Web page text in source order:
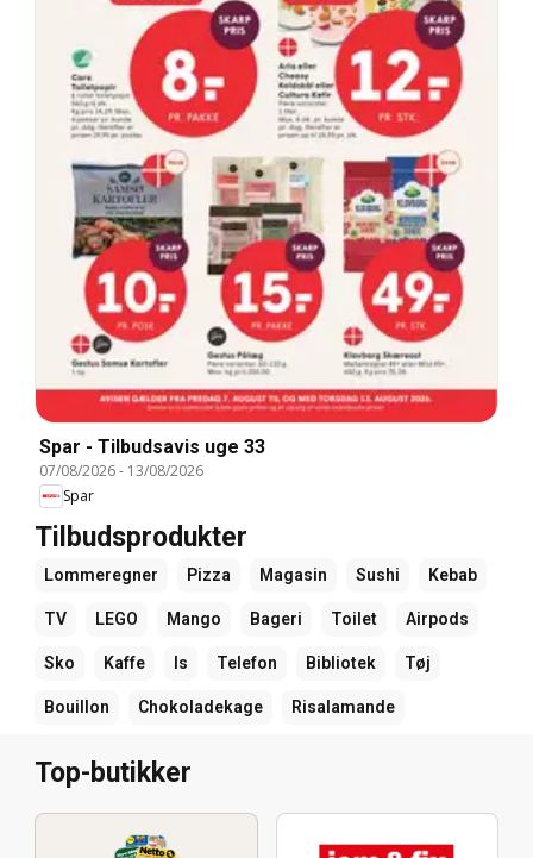
Spar - Tilbudsavis uge 33
07/08/2026- 13/08/2026
Spar
Tilbudsprodukter
Lommeregner Pizza Magasin Sushi Kebab
TV LEGO Mango Bageri Toilet Airpods
Sko Kaffe Is Telefon Bibliotek Tøj
Bouillon Chokoladekage Risalamande
Top-butikker